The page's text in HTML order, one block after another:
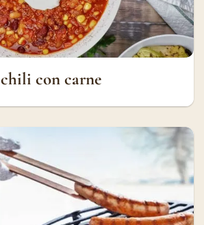
chili con carne